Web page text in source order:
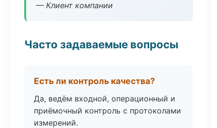
— Клиент компании
Часто задаваемые вопросы
Есть ли контроль качества?
Да, ведём входной, операционный и
приёмочный контроль с протоколами
измерений.